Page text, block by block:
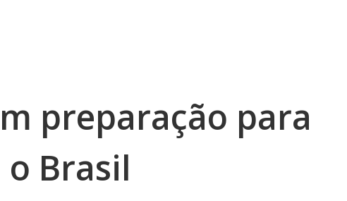
preparação para
Brasil